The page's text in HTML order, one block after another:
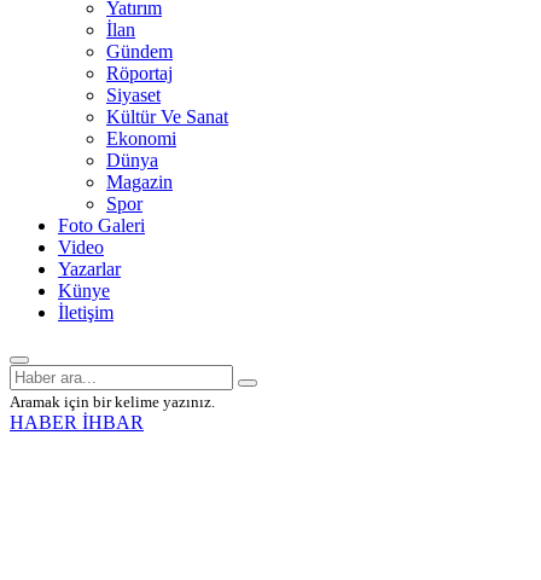
Yatırım
İlan
Gündem
Röportaj
Siyaset
Kültür Ve Sanat
Ekonomi
Dünya
Magazin
Spor
Foto Galeri
Video
Yazarlar
Künye
İletişim
Aramak için bir kelime yazınız.
HABER İHBAR